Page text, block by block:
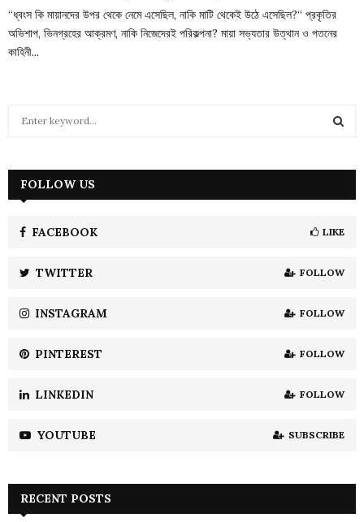
“ধ্বংস কি মায়ানদের উপর থেকে নেমে এসেছিল, নাকি মাটি থেকেই উঠে এসেছিল?“ প্রকৃতির
অভিশাপ, ভিনগ্রহের আক্রমণ, নাকি নিজেদেরই পরিকল্পনা? মায়া সভ্যতার উত্থান ও পতনের
কাহিনী...
h
H
FOLLOW US
FACEBOOK LIKE
TWITTER FOLLOW
INSTAGRAM FOLLOW
PINTEREST FOLLOW
LINKEDIN FOLLOW
YOUTUBE SUBSCRIBE
RECENT POSTS